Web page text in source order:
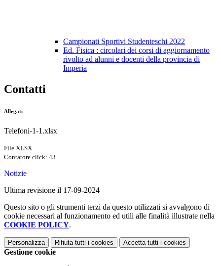
Campionati Sportivi Studenteschi 2022
Ed. Fisica : circolari dei corsi di aggiornamento
rivolto ad alunni e docenti della provincia di
Imperia
Contatti
Allegati
Telefoni-1-1.xlsx
File XLSX
Contatore click: 43
Notizie
Ultima revisione il 17-09-2024
Questo sito o gli strumenti terzi da questo utilizzati si avvalgono di
cookie necessari al funzionamento ed utili alle finalità illustrate nella
COOKIE POLICY.
Personalizza Rifiuta tutti i cookies Accetta tutti i cookies
Gestione cookie